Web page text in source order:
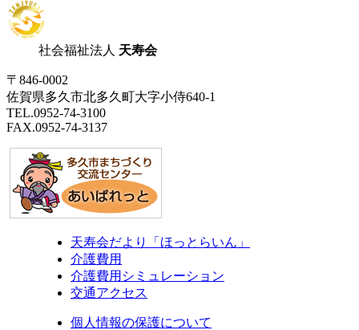
社会福祉法人 天寿会
〒846-0002
佐賀県多久市北多久町大字小侍640-1
TEL.0952-74-3100
FAX.0952-74-3137
天寿会だより「ほっとらいん」
介護費用
介護費用シミュレーション
交通アクセス
個人情報の保護について